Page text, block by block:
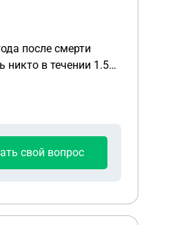
после смерти
никто в течении 1.5
свой вопрос